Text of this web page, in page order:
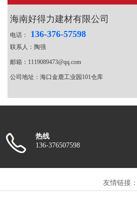
海南好得力建材有限公司
电话： 136-376-57598
联系人：陶强
邮箱：1119089473@qq.com
公司地址：海口金鹿工业园101仓库
热线
136-376507598
友情链接：